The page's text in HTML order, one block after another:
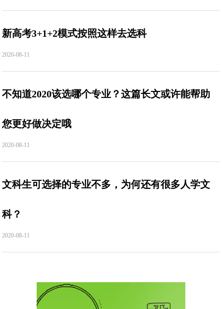
新高考3+1+2模式按照这样去选科
2020-08-11
不知道2020该选哪个专业？这篇长文或许能帮助
您更好做决定哦
2020-08-11
文科生可选择的专业不多，为何还有很多人学文
科？
2020-08-11